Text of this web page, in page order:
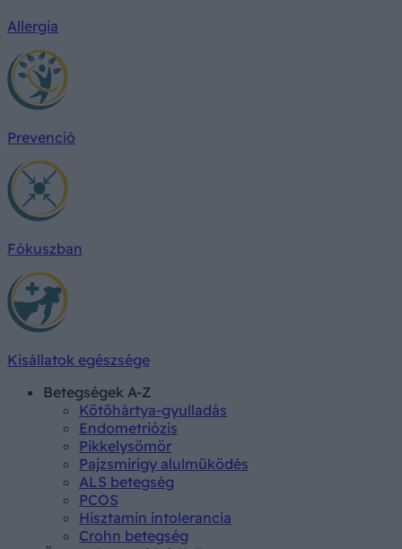
Allergia
Prevenció
Fókuszban
Kisállatok egészsége
Betegségek A-Z
Kötőhártya-gyulladás
Endometriózis
Pikkelysömör
Pajzsmirigy alulműködés
ALS betegség
PCOS
Hisztamin intolerancia
Crohn betegség